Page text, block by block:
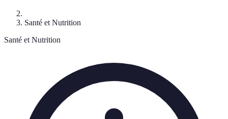
Santé et Nutrition
Santé et Nutrition